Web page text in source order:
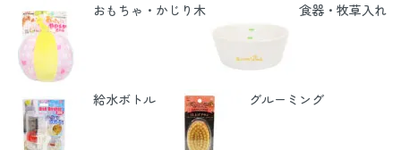
おもちゃ・かじり木 食器・牧草入れ
給水ボトル グルーミング